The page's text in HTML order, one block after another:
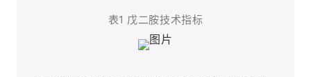
表1 戊二胺技术指标